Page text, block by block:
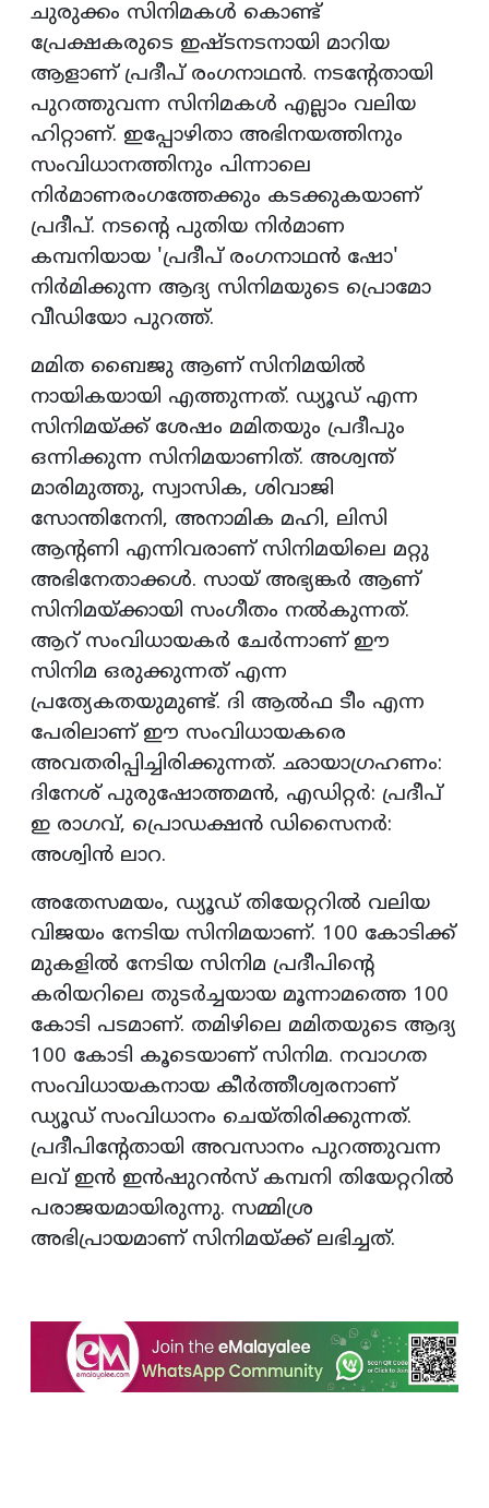
ചുരുക്കം സിനിമകള്‍ കൊണ്ട്
പ്രേക്ഷകരുടെ ഇഷ്ടനടനായി മാറിയ
ആളാണ് പ്രദീപ് രംഗനാഥന്‍. നടന്റേതായി
പുറത്തുവന്ന സിനിമകള്‍ എല്ലാം വലിയ
ഹിറ്റാണ്. ഇപ്പോഴിതാ അഭിനയത്തിനും
സംവിധാനത്തിനും പിന്നാലെ
നിര്‍മാണരംഗത്തേക്കും കടക്കുകയാണ്
പ്രദീപ്. നടന്റെ പുതിയ നിര്‍മാണ
കമ്പനിയായ 'പ്രദീപ് രംഗനാഥന്‍ ഷോ'
നിര്‍മിക്കുന്ന ആദ്യ സിനിമയുടെ പ്രൊമോ
വീഡിയോ പുറത്ത്.
മമിത ബൈജു ആണ് സിനിമയില്‍
നായികയായി എത്തുന്നത്. ഡ്യൂഡ് എന്ന
സിനിമയ്ക്ക് ശേഷം മമിതയും പ്രദീപും
ഒന്നിക്കുന്ന സിനിമയാണിത്. അശ്വന്ത്
മാരിമുത്തു, സ്വാസിക, ശിവാജി
സോന്തിനേനി, അനാമിക മഹി, ലിസി
ആന്റണി എന്നിവരാണ് സിനിമയിലെ മറ്റു
അഭിനേതാക്കള്‍. സായ് അഭ്യങ്കര്‍ ആണ്
സിനിമയ്ക്കായി സംഗീതം നല്‍കുന്നത്.
ആറ് സംവിധായകര്‍ ചേര്‍ന്നാണ് ഈ
സിനിമ ഒരുക്കുന്നത് എന്ന
പ്രത്യേകതയുമുണ്ട്. ദി ആല്‍ഫ ടീം എന്ന
പേരിലാണ് ഈ സംവിധായകരെ
അവതരിപ്പിച്ചിരിക്കുന്നത്. ഛായാഗ്രഹണം:
ദിനേശ് പുരുഷോത്തമന്‍, എഡിറ്റര്‍: പ്രദീപ്
ഇ രാഗവ്, പ്രൊഡക്ഷന്‍ ഡിസൈനര്‍:
അശ്വിന്‍ ലാറ.
അതേസമയം, ഡ്യൂഡ് തിയേറ്ററില്‍ വലിയ
വിജയം നേടിയ സിനിമയാണ്. 100 കോടിക്ക്
മുകളില്‍ നേടിയ സിനിമ പ്രദീപിന്റെ
കരിയറിലെ തുടര്‍ച്ചയായ മൂന്നാമത്തെ 100
കോടി പടമാണ്. തമിഴിലെ മമിതയുടെ ആദ്യ
100 കോടി കൂടെയാണ് സിനിമ. നവാഗത
സംവിധായകനായ കീര്‍ത്തീശ്വരനാണ്
ഡ്യൂഡ് സംവിധാനം ചെയ്തിരിക്കുന്നത്.
പ്രദീപിന്റേതായി അവസാനം പുറത്തുവന്ന
ലവ് ഇന്‍ ഇന്‍ഷുറന്‍സ് കമ്പനി തിയേറ്ററില്‍
പരാജയമായിരുന്നു. സമ്മിശ്ര
അഭിപ്രായമാണ് സിനിമയ്ക്ക് ലഭിച്ചത്.